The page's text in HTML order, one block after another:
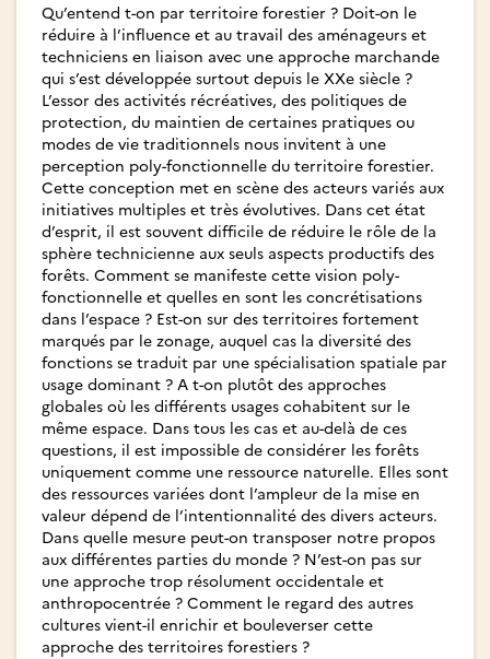
Qu’entend t-on par territoire forestier ? Doit-on le
réduire à l’influence et au travail des aménageurs et
techniciens en liaison avec une approche marchande
qui s’est développée surtout depuis le XXe siècle ?
L’essor des activités récréatives, des politiques de
protection, du maintien de certaines pratiques ou
modes de vie traditionnels nous invitent à une
perception poly-fonctionnelle du territoire forestier.
Cette conception met en scène des acteurs variés aux
initiatives multiples et très évolutives. Dans cet état
d’esprit, il est souvent difficile de réduire le rôle de la
sphère technicienne aux seuls aspects productifs des
forêts. Comment se manifeste cette vision poly-
fonctionnelle et quelles en sont les concrétisations
dans l’espace ? Est-on sur des territoires fortement
marqués par le zonage, auquel cas la diversité des
fonctions se traduit par une spécialisation spatiale par
usage dominant ? A t-on plutôt des approches
globales où les différents usages cohabitent sur le
même espace. Dans tous les cas et au-delà de ces
questions, il est impossible de considérer les forêts
uniquement comme une ressource naturelle. Elles sont
des ressources variées dont l’ampleur de la mise en
valeur dépend de l’intentionnalité des divers acteurs.
Dans quelle mesure peut-on transposer notre propos
aux différentes parties du monde ? N’est-on pas sur
une approche trop résolument occidentale et
anthropocentrée ? Comment le regard des autres
cultures vient-il enrichir et bouleverser cette
approche des territoires forestiers ?